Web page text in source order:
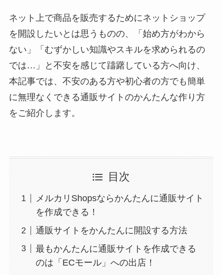
ネット上で商品を販売するためにネットショップ
を開設したいとは思うものの、「始め方がわから
ない」「むずかしい知識やスキルを求められるの
では…」と不安を感じて躊躇している方へ向け、
本記事では、不安のある方や初心者の方でも簡単
に無理なくできる通販サイトのかんたんな作り方
をご紹介します。
目次
メルカリShopsならかんたんに通販サイト
を作成できる！
通販サイトをかんたんに開設する方法
最もかんたんに通販サイトを作成できる
のは「ECモール」への出店！